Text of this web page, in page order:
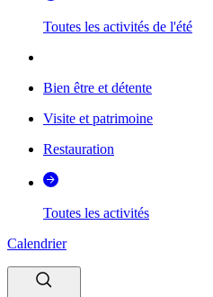
Toutes les activités de l'été
Bien être et détente
Visite et patrimoine
Restauration
Toutes les activités
Calendrier